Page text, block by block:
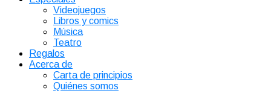
Videojuegos
Libros y comics
Música
Teatro
Regalos
Acerca de
Carta de principios
Quiénes somos